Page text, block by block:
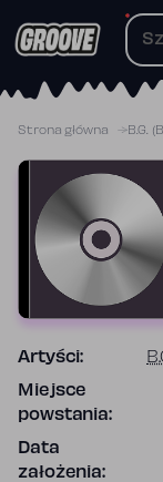
do
Strona główna B.G.
Artyści:
Miejsce
powstania:
Data
założenia: